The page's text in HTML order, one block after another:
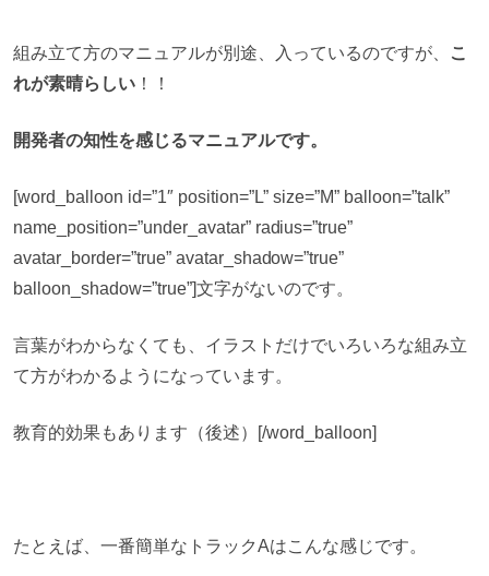
組み立て方のマニュアルが別途、入っているのですが、
こ
れが素晴らしい！！
開発者の知性を感じるマニュアルです。
[word_balloon id=”1″ position=”L” size=”M” balloon=”talk”
name_position=”under_avatar” radius=”true”
avatar_border=”true” avatar_shadow=”true”
balloon_shadow=”true”]文字がないのです。
言葉がわからなくても、イラストだけでいろいろな組み立
て方がわかるようになっています。
教育的効果もあります（後述）[/word_balloon]
たとえば、一番簡単なトラックAはこんな感じです。